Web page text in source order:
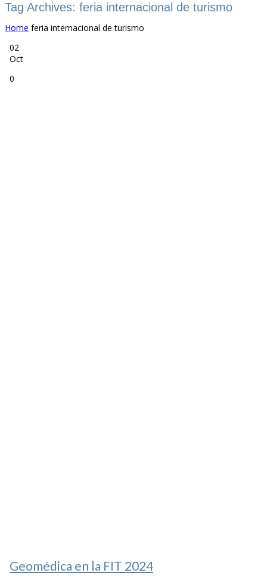
Tag Archives: feria internacional de turismo
Home feria internacional de turismo
02
Oct
0
Geomédica en la FIT 2024